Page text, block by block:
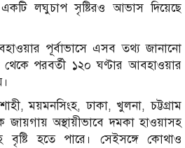
একটি লঘুচাপ সৃষ্টিরও আভাস দিয়েছে
পূর্বাভাসে এসব তথ্য জানানো
থেকে পরবর্তী ১২০ ঘণ্টার আবহাওয়ার
ময়মনসিংহ, ঢাকা, খুলনা, চট্টগ্রাম
অস্থায়ীভাবে দমকা হাওয়াসহ
বৃষ্টি হতে পারে। সেইসঙ্গে কোথাও